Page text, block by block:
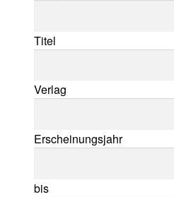
Titel
Verlag
Erscheinungsjahr
bis